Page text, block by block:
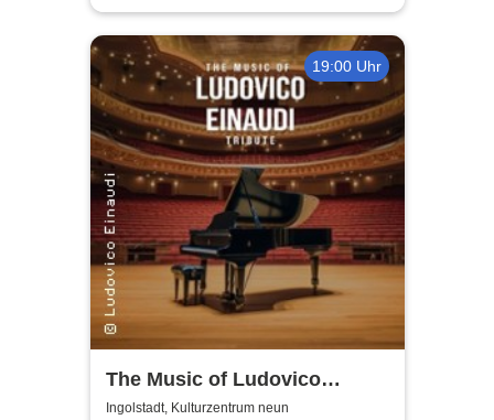
19:00 Uhr
The Music of Ludovico
Einaudi: Tribute-
Ingolstadt, Kulturzentrum neun